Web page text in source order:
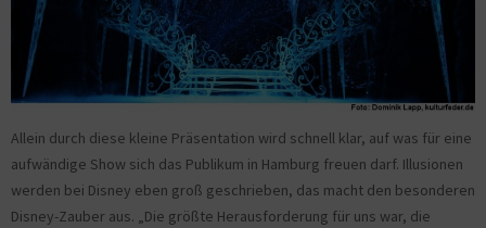
Allein durch diese kleine Präsentation wird schnell klar, auf was für eine
aufwändige Show sich das Publikum in Hamburg freuen darf. Illusionen
werden bei Disney eben groß geschrieben, das macht den besonderen
Disney-Zauber aus. „Die größte Herausforderung für uns war, die